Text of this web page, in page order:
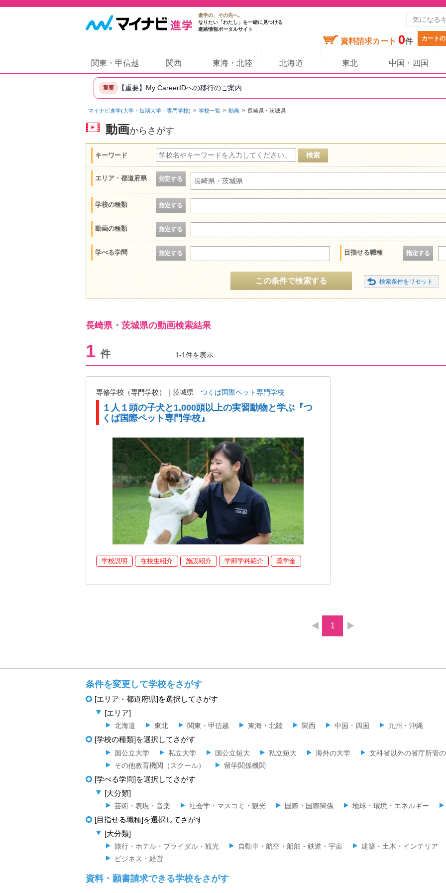
進学の、その先へ。
なりたい「わたし」を一緒に見つける
進路情報ポータルサイト
資料請求カート 0件 カート
関東・甲信越 関西 東海・北陸 北海道 東北 中国・四国
重要 【重要】My CareerIDへの移行のご案内
マイナビ進学(大学・短期大学・専門学校) 学校一覧 動画 長崎県・茨城県
動画からさがす
キーワード
エリア・都道府県 指定する 長崎県・茨城県
学校の種類 指定する
動画の種類 指定する
学べる学問 指定する 目指せる職種 指定する
この条件で検索する
長崎県・茨城県の動画検索結果
1 件 1-1件を表示
専修学校（専門学校）｜茨城県 つくば国際ペット専門学校
１人１頭の子犬と1,000頭以上の実習動物と学ぶ『つ
くば国際ペット専門学校』
学校説明 在校生紹介 施設紹介 学部学科紹介 奨学金
1
条件を変更して学校をさがす
[エリア・都道府県]を選択してさがす
[エリア]
北海道 東北 関東・甲信越 東海・北陸 関西 中国・四国 九州・沖縄
[学校の種類]を選択してさがす
国公立大学 私立大学 国公立短大 私立短大 海外の大学
文科省以外の省庁所管
その他教育機関（スクール）
留学関係機関
[学べる学問]を選択してさがす
[大分類]
芸術・表現・音楽 社会学・マスコミ・観光 国際・国際関係 地球・環境・エネルギー
[目指せる職種]を選択してさがす
[大分類]
旅行・ホテル・ブライダル・観光 自動車・航空・船舶・鉄道・宇宙
建築・土木・インテリア
ビジネス・経営
資料・願書請求できる学校をさがす